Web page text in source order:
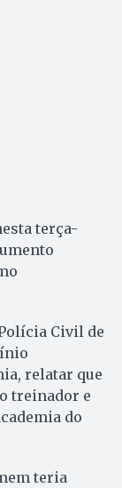
terça-
Civil de
relatar que
treinador e
do
teria